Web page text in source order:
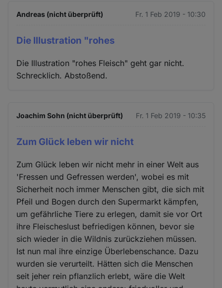
Andreas (nicht überprüft) Fr. 1 Feb 2019 - 10:30
Die Illustration "rohes
Die Illustration "rohes Fleisch" geht gar nicht.
Schrecklich. Abstoßend.
Joachim Sohn (nicht überprüft) Fr. 1 Feb 2019 - 10:35
Zum Glück leben wir nicht
Zum Glück leben wir nicht mehr in einer Welt aus
'Fressen und Gefressen werden', wobei es mit
Sicherheit noch immer Menschen gibt, die sich mit
Pfeil und Bogen durch den Supermarkt kämpfen,
um gefährliche Tiere zu erlegen, damit sie vor Ort
ihre Fleischeslust befriedigen können, bevor sie
sich wieder in die Wildnis zurückziehen müssen.
Ist nun mal ihre einzige Überlebenschance. Dazu
wurden sie verurteilt. Hätten sich die Menschen
seit jeher rein pflanzlich erlebt, wäre die Welt